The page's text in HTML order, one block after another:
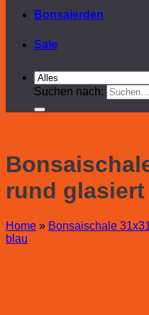
Bonsaierden
Sale
Suchen nach:
rund
Home » Bonsaischale
blau